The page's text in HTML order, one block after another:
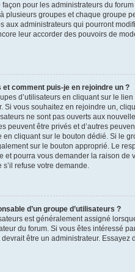
façon pour les administrateurs du
plusieurs groupes et chaque groupe
aux administrateurs qui pourront
leur accorder des pouvoirs de
comment puis-je en rejoindre un ?
d’utilisateurs en cliquant sur le
Si vous souhaitez en rejoindre un,
ne sont pas ouverts aux
peuvent être privés et d’autres
cliquant sur le bouton dédié. Si le
sur le bouton approprié. Le
et pourra vous demander la raison de
refuse votre demande.
d’un groupe d’utilisateurs ?
est généralement assigné
du forum. Si vous êtes intéressé
être un administrateur.